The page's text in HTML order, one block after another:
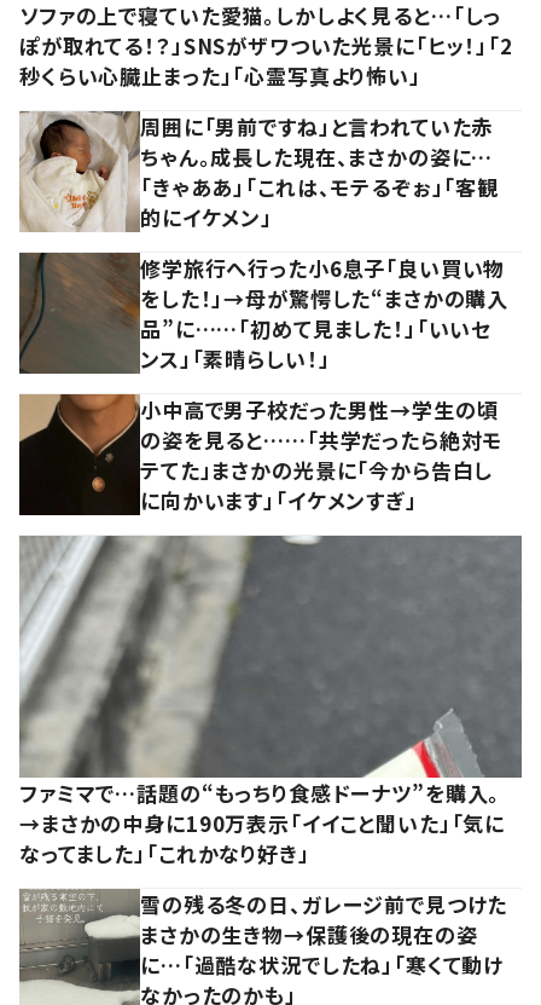
ソファの上で寝ていた愛猫。しかしよく見ると…「しっ
ぽが取れてる！？」SNSがザワついた光景に「ヒッ！」「2
秒くらい心臓止まった」「心霊写真より怖い」
周囲に「男前ですね」と言われていた赤
ちゃん。成長した現在、まさかの姿に…
「きゃああ」「これは、モテるぞぉ」「客観
的にイケメン」
修学旅行へ行った小6息子「良い買い物
をした！」→母が驚愕した“まさかの購入
品”に……「初めて見ました！」「いいセ
ンス」「素晴らしい！」
小中高で男子校だった男性→学生の頃
の姿を見ると……「共学だったら絶対モ
テてた」まさかの光景に「今から告白し
に向かいます」「イケメンすぎ」
ファミマで…話題の“もっちり食感ドーナツ”を購入。
→まさかの中身に190万表示「イイこと聞いた」「気に
なってました」「これかなり好き」
雪の残る冬の日、ガレージ前で見つけた
まさかの生き物→保護後の現在の姿
に…「過酷な状況でしたね」「寒くて動け
なかったのかも」